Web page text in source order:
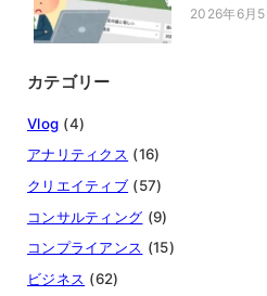
投稿日
2026年6月5
カテゴリー
Vlog (4)
アナリティクス (16)
クリエイティブ (57)
コンサルティング (9)
コンプライアンス (15)
ビジネス (62)